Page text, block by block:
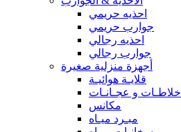
احذيه حريمي
جوارب حريمي
احذيه رجالي
جوارب رجالي
أجهزة منزلية صغيرة
قلايـة هوائيـة
خلاطـات و عجـانـات
مكانس
مبـرد ميـاه